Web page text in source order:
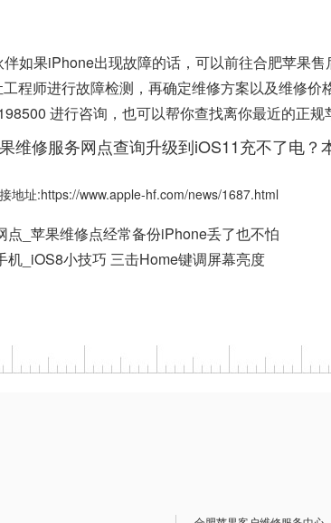
果iPhone出现故障的话，可以前往合肥苹果售
程师进行故障检测，再确定维修方案以及维修
进行咨询，也可以帮你查找离你最近的正规
维修服务网点查询升级到iOS11充不了电？
地址:https://www.apple-hf.com/news/1687.html
点_苹果维修点经常备份iPhone丢了也不怕
机_iOS8小技巧 三击Home键调屏幕亮度